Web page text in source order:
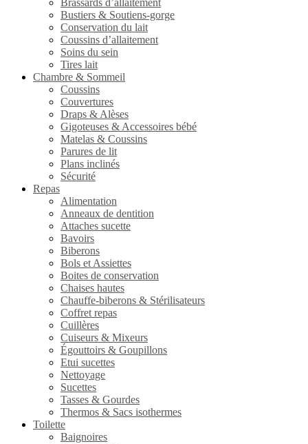
Brassards d’allaitement
Bustiers & Soutiens-gorge
Conservation du lait
Coussins d’allaitement
Soins du sein
Tires lait
Chambre & Sommeil
Coussins
Couvertures
Draps & Alèses
Gigoteuses & Accessoires bébé
Matelas & Coussins
Parures de lit
Plans inclinés
Sécurité
Repas
Alimentation
Anneaux de dentition
Attaches sucette
Bavoirs
Biberons
Bols et Assiettes
Boites de conservation
Chaises hautes
Chauffe-biberons & Stérilisateurs
Coffret repas
Cuillères
Cuiseurs & Mixeurs
Égouttoirs & Goupillons
Etui sucettes
Nettoyage
Sucettes
Tasses & Gourdes
Thermos & Sacs isothermes
Toilette
Baignoires